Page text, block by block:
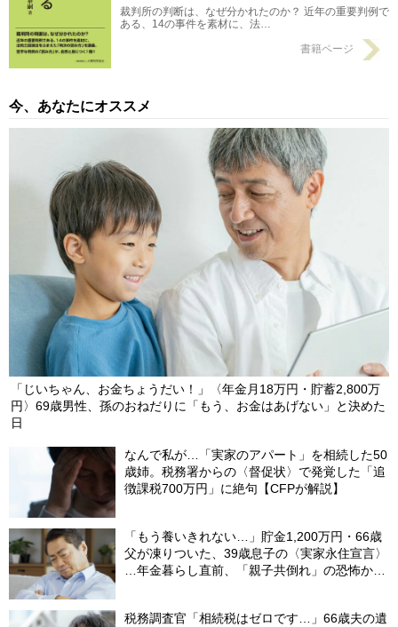
裁判所の判断は、なぜ分かれたのか？ 近年の重要判例で
ある、14の事件を素材に、法…
書籍ページ
今、あなたにオススメ
「じいちゃん、お金ちょうだい！」〈年金月18万円・貯蓄2,800万
円〉69歳男性、孫のおねだりに「もう、お金はあげない」と決めた
日
なんで私が…「実家のアパート」を相続した50
歳姉。税務署からの〈督促状〉で発覚した「追
徴課税700万円」に絶句【CFPが解説】
「もう養いきれない…」貯金1,200万円・66歳
父が凍りついた、39歳息子の〈実家永住宣言〉
…年金暮らし直前、「親子共倒れ」の恐怖から
税務調査官「相続税はゼロです…」66歳夫の遺